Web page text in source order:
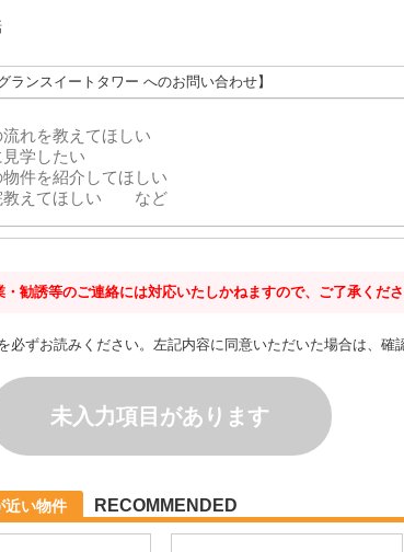
ランスイートタワー へのお問い合わせ】
勧誘等のご連絡には対応いたしかねますので、ご了承くだ
必ずお読みください。左記内容に同意いただいた場合は、確
未入力項目があります
近い物件 RECOMMENDED